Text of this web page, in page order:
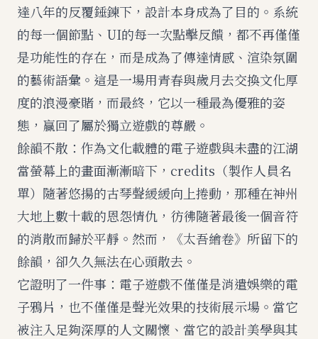
達八年的反覆錘鍊下，設計本身成為了目的。系統
的每一個節點、UI的每一次點擊反饋，都不再僅僅
是功能性的存在，而是成為了傳達情感、渲染氛圍
的藝術語彙。這是一場用青春與歲月去交換文化厚
度的浪漫豪賭，而最終，它以一種最為優雅的姿
態，贏回了屬於獨立遊戲的尊嚴。
餘韻不散：作為文化載體的電子遊戲與未盡的江湖
當螢幕上的畫面漸漸暗下，credits（製作人員名
單）隨著悠揚的古琴聲緩緩向上捲動，那種在神州
大地上數十載的恩怨情仇，彷彿隨著最後一個音符
的消散而歸於平靜。然而，《太吾繪卷》所留下的
餘韻，卻久久無法在心頭散去。
它證明了一件事：電子遊戲不僅僅是消遣娛樂的電
子鴉片，也不僅僅是聲光效果的技術展示場。當它
被注入足夠深厚的人文關懷、當它的設計美學與其